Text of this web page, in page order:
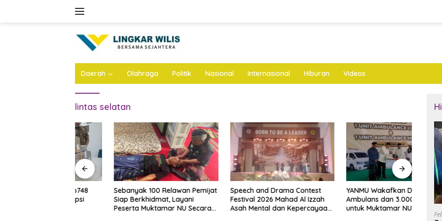
Daerah Olahraga Politik Nasional Internasional Hiburan Videos
lintas selatan
Sebanyak 100 Relawan Pemijat
Siap Berkhidmat, Layani
Peserta Muktamar NU Secara
Speech and Drama Contest
Festival 2026 Mahad Al Izzah
Asah Mental dan Kepercayaan
YANMU Wakafkan Dua
Ambulans dan 3.000 Al-Qur’an
untuk Muktamar NU di